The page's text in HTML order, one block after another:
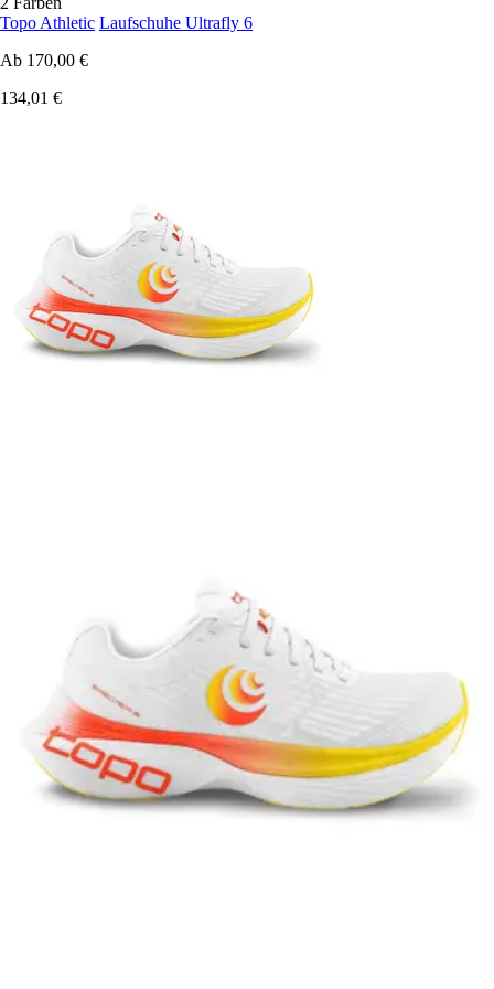
Topo Athletic Laufschuhe Ultrafly 6
Ab 170,00 €
134,01 €